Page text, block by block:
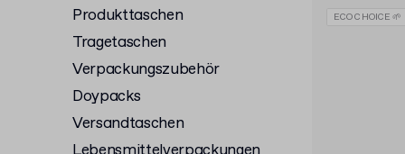
Produkttaschen
Tragetaschen
Verpackungszubehör
Doypacks
Versandtaschen
ECO CHOICE 🌱